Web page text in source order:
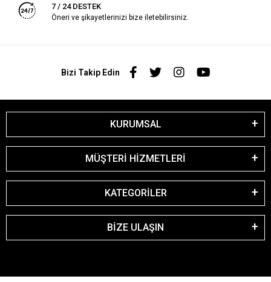
7 / 24 DESTEK
Öneri ve şikayetlerinizi bize iletebilirsiniz.
Bizi Takip Edin
KURUMSAL
MÜŞTERİ HİZMETLERİ
KATEGORİLER
BİZE ULAŞIN